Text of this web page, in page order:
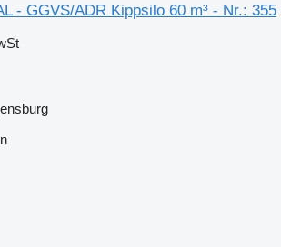
- GGVS/ADR Kippsilo 60 m³ - Nr.: 355